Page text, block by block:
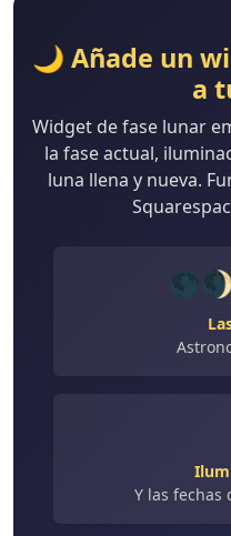
🌙 Añade un
a
Widget de fase lunar
la fase actual,
luna llena y nueva.
Y las fechas